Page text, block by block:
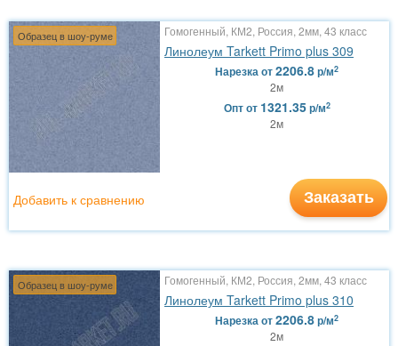
Образец в шоу-руме Гомогенный, КМ2, Россия, 2мм, 43 класс
Линолеум Tarkett Primo plus 309
Нарезкаот2206.8р/м2
2м
Оптот 1321.35р/м2
2м
Заказать
Добавить к сравнению
Образец в шоу-руме Гомогенный, КМ2, Россия, 2мм, 43 класс
Линолеум Tarkett Primo plus 310
Нарезкаот2206.8р/м2
2м